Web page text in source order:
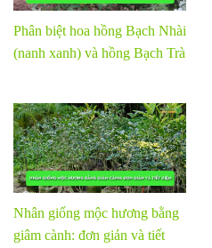
Phân biệt hoa hồng Bạch Nhài
(nanh xanh) và hồng Bạch Trà
Nhân giống mộc hương bằng
giâm cành: đơn giản và tiết